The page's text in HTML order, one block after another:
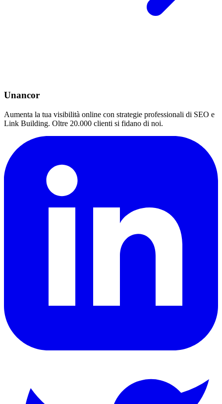
Unancor
Aumenta la tua visibilità online con strategie professionali di SEO e
Link Building. Oltre 20.000 clienti si fidano di noi.